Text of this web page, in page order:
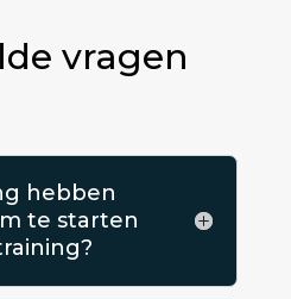
vragen
hebben
te starten